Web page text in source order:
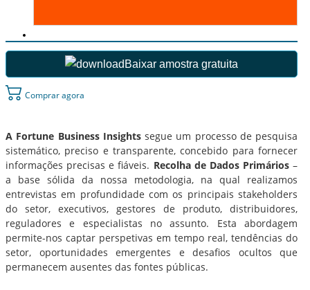
Baixar amostra gratuita
Comprar agora
A Fortune Business Insightssegue um processo de pesquisa
sistemático, preciso e transparente, concebido para fornecer
informações precisas e fiáveis. Recolha de Dados Primários–
a base sólida da nossa metodologia, na qual realizamos
entrevistas em profundidade com os principais stakeholders
do setor, executivos, gestores de produto, distribuidores,
reguladores e especialistas no assunto. Esta abordagem
permite-nos captar perspetivas em tempo real, tendências do
setor, oportunidades emergentes e desafios ocultos que
permanecem ausentes das fontes públicas.